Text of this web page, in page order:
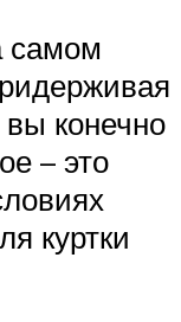
самом
конечно
– это
куртки